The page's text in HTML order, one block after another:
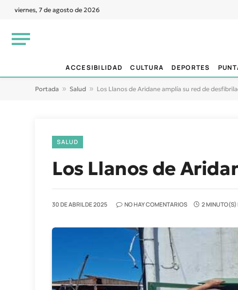
viernes, 7 de agosto de 2026
ACCESIBILIDAD CULTURA DEPORTES
Portada » Salud » Los Llanos de Aridane amplía su red de
SALUD
Los Llanos de
30 DE ABRIL DE 2025 NO HAY COMENTARIOS 2 MINUTO(S)